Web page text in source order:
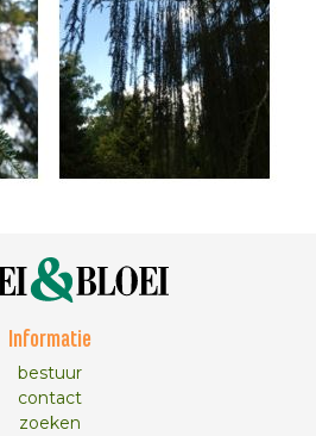
Informatie
bestuur
contact
zoeken